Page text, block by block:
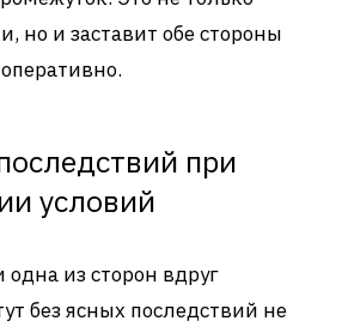
но и заставит обе стороны
при
условий
одна из сторон вдруг
без ясных последствий не